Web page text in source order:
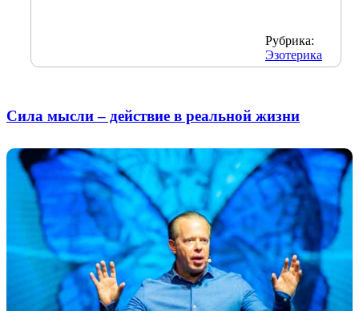
Рубрика:
Эзотерика
Сила мысли – действие в реальной жизни